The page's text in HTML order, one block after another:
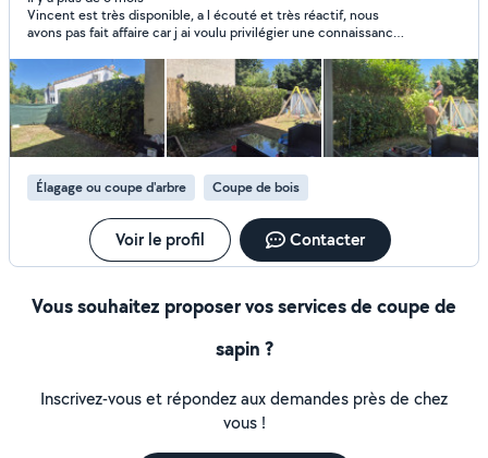
végétaux avec fourgon belle pour plus de renseignements
n'hésitez pas à me contacter déplacement et devis gratuit
Vincent est très disponible, a l écouté et très réactif, nous
avons pas fait affaire car j ai voulu privilégier une connaissance
Élagage ou coupe d'arbre Coupe de bois
Voir le profil Contacter
Vous souhaitez proposer vos services de coupe de
sapin ?
Inscrivez-vous et répondez aux demandes près de chez
vous !